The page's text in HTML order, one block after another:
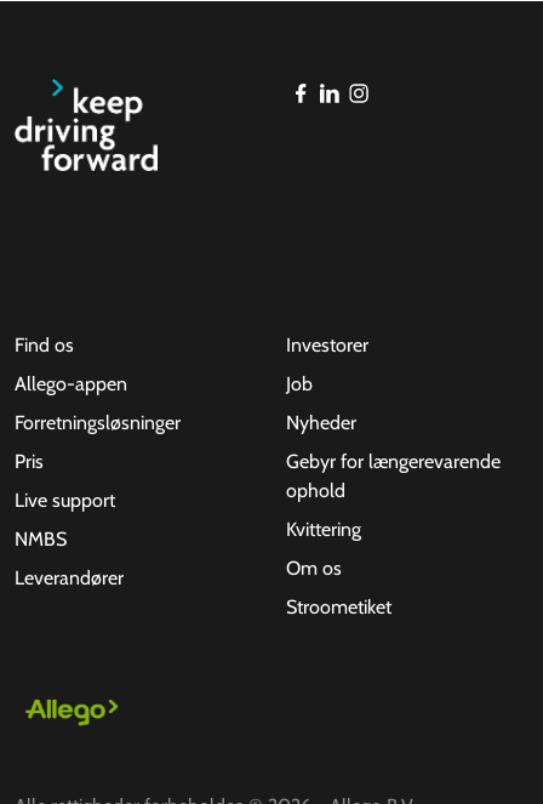
Find os
Allego-appen
Forretningsløsninger
Pris
Live support
NMBS
Leverandører
Investorer
Job
Nyheder
Gebyr for længerevarende
ophold
Kvittering
Om os
Stroometiket